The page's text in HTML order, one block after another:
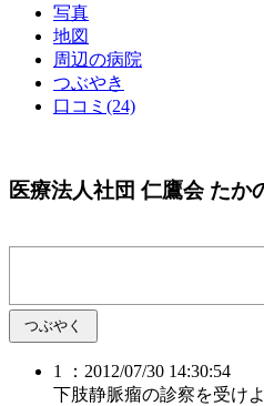
写真
地図
周辺の病院
つぶやき
口コミ(24)
医療法人社団 仁鷹会 たか
1 ：2012/07/30 14:30:54
下肢静脈瘤の診察を受け